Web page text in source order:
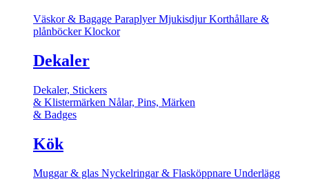
Väskor & Bagage ParaplyerMjukisdjurKorthållare &
plånböckerKlockor
Dekaler
Dekaler, Stickers
& Klistermärken Nålar, Pins, Märken
& Badges
Kök
Muggar & glas Nyckelringar & Flasköppnare Underlägg